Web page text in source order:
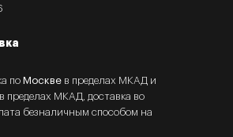
по Москве в пределах МКАД и
в пределах МКАД, доставка во
безналичным способом на